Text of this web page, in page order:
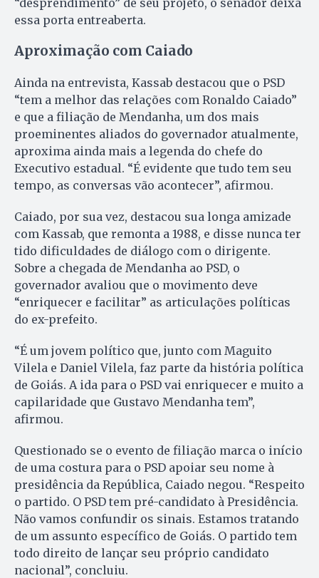
essa porta entreaberta.
Aproximação com Caiado
Ainda na entrevista, Kassab destacou que o PSD
“tem a melhor das relações com Ronaldo Caiado”
e que a filiação de Mendanha, um dos mais
proeminentes aliados do governador atualmente,
aproxima ainda mais a legenda do chefe do
Executivo estadual. “É evidente que tudo tem seu
tempo, as conversas vão acontecer”, afirmou.
Caiado, por sua vez, destacou sua longa amizade
com Kassab, que remonta a 1988, e disse nunca ter
tido dificuldades de diálogo com o dirigente.
Sobre a chegada de Mendanha ao PSD, o
governador avaliou que o movimento deve
“enriquecer e facilitar” as articulações políticas
do ex-prefeito.
“É um jovem político que, junto com Maguito
Vilela e Daniel Vilela, faz parte da história política
de Goiás. A ida para o PSD vai enriquecer e muito a
capilaridade que Gustavo Mendanha tem”,
afirmou.
Questionado se o evento de filiação marca o início
de uma costura para o PSD apoiar seu nome à
presidência da República, Caiado negou. “Respeito
o partido. O PSD tem pré-candidato à Presidência.
Não vamos confundir os sinais. Estamos tratando
de um assunto específico de Goiás. O partido tem
todo direito de lançar seu próprio candidato
nacional”, concluiu.